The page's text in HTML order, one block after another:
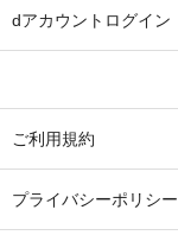
dアカウントログイン
ご利用規約
プライバシーポリシー